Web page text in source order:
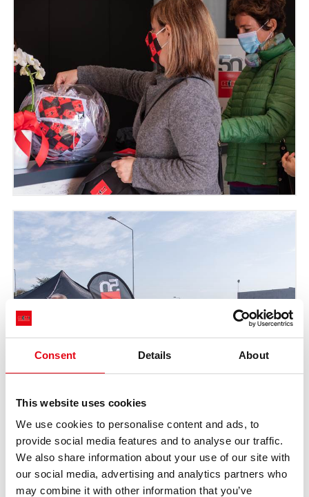
Consent Details About
This website uses cookies
We use cookies to personalise content and ads, to
provide social media features and to analyse our traffic.
We also share information about your use of our site with
our social media, advertising and analytics partners who
may combine it with other information that you’ve